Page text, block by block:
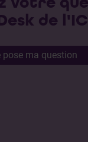
de
pose ma question